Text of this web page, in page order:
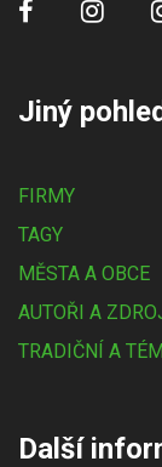
Jiný pohled
FIRMY
TAGY
MĚSTA A OBCE
AUTOŘI A
TRADIČNÍ A
Další